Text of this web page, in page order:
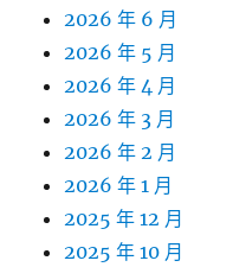
2026 年 6 月
2026 年 5 月
2026 年 4 月
2026 年 3 月
2026 年 2 月
2026 年 1 月
2025 年 12 月
2025 年 10 月